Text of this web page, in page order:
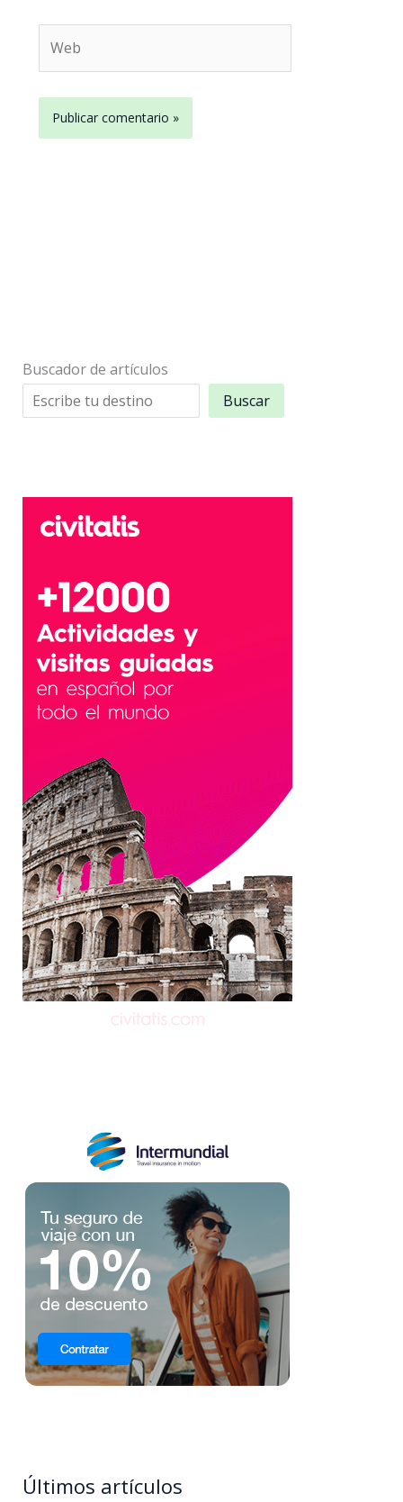
Buscador de artículos
Buscar
Últimos artículos